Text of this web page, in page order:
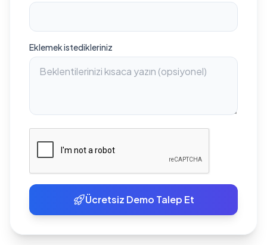
Eklemek istedikleriniz
Ücretsiz Demo Talep Et